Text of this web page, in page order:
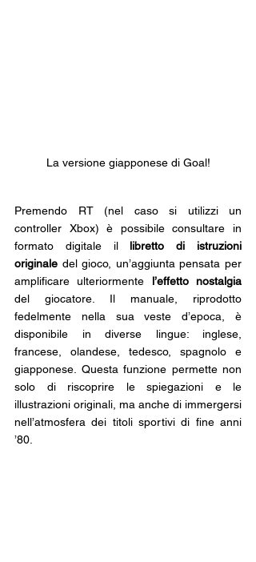
La versione giapponese di Goal!
Premendo RT (nel caso si utilizzi un
controller Xbox) è possibile consultare in
formato digitale il libretto di istruzioni
originale del gioco, un’aggiunta pensata per
amplificare ulteriormente l’effetto nostalgia
del giocatore. Il manuale, riprodotto
fedelmente nella sua veste d’epoca, è
disponibile in diverse lingue: inglese,
francese, olandese, tedesco, spagnolo e
giapponese. Questa funzione permette non
solo di riscoprire le spiegazioni e le
illustrazioni originali, ma anche di immergersi
nell’atmosfera dei titoli sportivi di fine anni
’80.